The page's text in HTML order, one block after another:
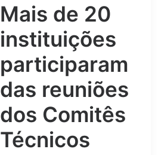
Mais de 20
instituições
participaram
das reuniões
dos Comitês
Técnicos